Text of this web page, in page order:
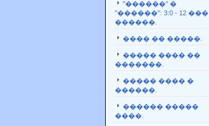
"������" �
"������": 3:0 - 12 ���
������.
���� �� �����.
����� ���� ��
�������.
����� ���� �
������.
������ �����
����.